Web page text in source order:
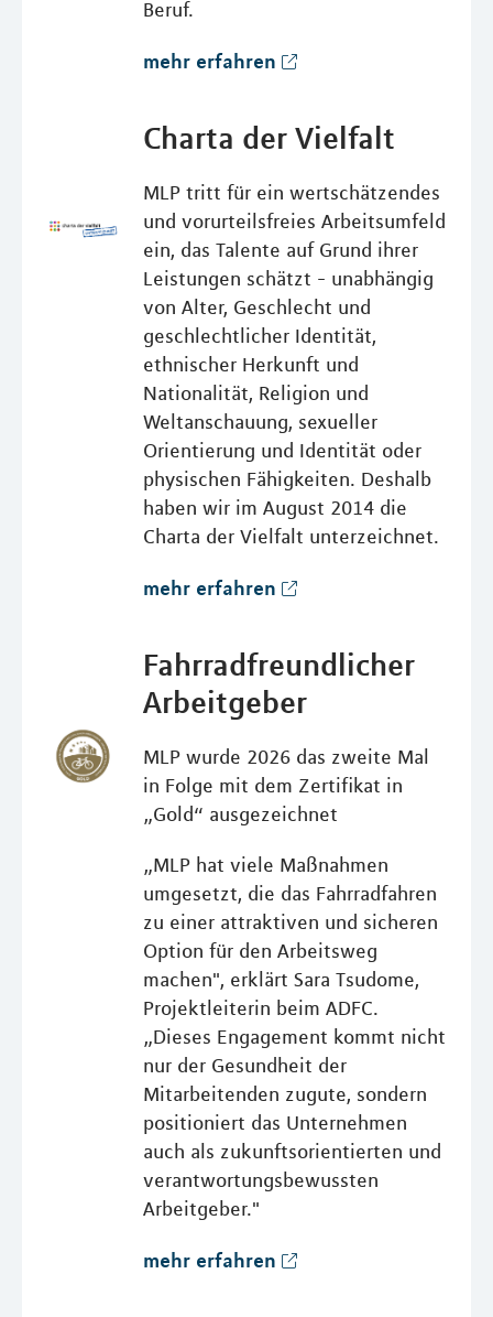
Beruf.
mehr erfahren
Charta der Vielfalt
MLP tritt für ein wertschätzendes
und vorurteilsfreies Arbeitsumfeld
ein, das Talente auf Grund ihrer
Leistungen schätzt - unabhängig
von Alter, Geschlecht und
geschlechtlicher Identität,
ethnischer Herkunft und
Nationalität, Religion und
Weltanschauung, sexueller
Orientierung und Identität oder
physischen Fähigkeiten. Deshalb
haben wir im August 2014 die
Charta der Vielfalt unterzeichnet.
mehr erfahren
Fahrradfreundlicher
Arbeitgeber
MLP wurde 2026 das zweite Mal
in Folge mit dem Zertifikat in
„Gold“ ausgezeichnet
„MLP hat viele Maßnahmen
umgesetzt, die das Fahrradfahren
zu einer attraktiven und sicheren
Option für den Arbeitsweg
machen", erklärt Sara Tsudome,
Projektleiterin beim ADFC.
„Dieses Engagement kommt nicht
nur der Gesundheit der
Mitarbeitenden zugute, sondern
positioniert das Unternehmen
auch als zukunftsorientierten und
verantwortungsbewussten
Arbeitgeber."
mehr erfahren